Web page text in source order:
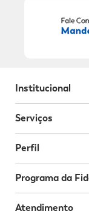
Institucional
Serviços
Perfil
Programa da
Atendimento